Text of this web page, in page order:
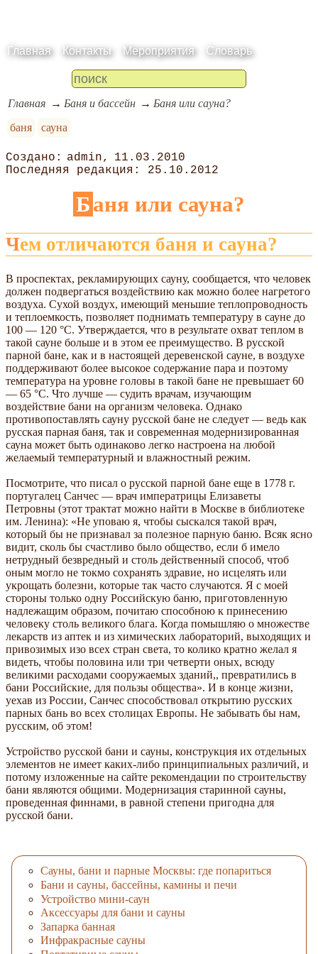
Главная Контакты Мероприятия Словарь
Главная Баня и бассейн
Баня или сауна?
баня
сауна
admin
11.03.2010
25.10.2012
Баня или сауна?
Чем отличаются баня и сауна?
В проспектах, рекламирующих сауну, сообщается, что человек
должен подвергаться воздействию как можно более нагретого
воздуха. Сухой воздух, имеющий меньшие теплопроводность
и теплоемкость, позволяет поднимать температуру в сауне до
100 — 120 °С. Утверждается, что в результате охват теплом в
такой сауне больше и в этом ее преимущество. В русской
парной бане, как и в настоящей деревенской сауне, в воздухе
поддерживают более высокое содержание пара и поэтому
температура на уровне головы в такой бане не превышает 60
— 65 °С. Что лучше — судить врачам, изучающим
воздействие бани на организм человека. Однако
противопоставлять сауну русской бане не следует — ведь как
русская парная баня, так и современная модернизированная
сауна может быть одинаково легко настроена на любой
желаемый температурный и влажностный режим.
Посмотрите, что писал о русской парной бане еще в 1778 г.
португалец Санчес — врач императрицы Елизаветы
Петровны (этот трактат можно найти в Москве в библиотеке
им. Ленина): «Не уповаю я, чтобы сыскался такой врач,
который бы не признавал за полезное парную баню. Всяк ясно
видит, сколь бы счастливо было общество, если б имело
нетрудный безвредный и столь действенный способ, чтоб
оным могло не токмо сохранять здравие, но исцелять или
укрощать болезни, которые так часто случаются. Я с моей
стороны только одну Российскую баню, приготовленную
надлежащим образом, почитаю способною к принесению
человеку столь великого блага. Когда помышляю о множестве
лекарств из аптек и из химических лабораторий, выходящих и
привозимых изо всех стран света, то колико кратно желал я
видеть, чтобы половина или три четверти оных, всюду
великими расходами сооружаемых зданий,, превратились в
бани Российские, для пользы общества». И в конце жизни,
уехав из России, Санчес способствовал открытию русских
парных бань во всех столицах Европы. Не забывать бы нам,
русским, об этом!
Устройство русской бани и сауны, конструкция их отдельных
элементов не имеет каких-либо принципиальных различий, и
потому изложенные на сайте рекомендации по строительству
бани являются общими. Модернизация старинной сауны,
проведенная финнами, в равной степени пригодна для
русской бани.
Cауны, бани и парные Москвы: где попариться
Бани и сауны, бассейны, камины и печи
Устройство мини-саун
Аксессуары для бани и сауны
Запарка банная
Инфракрасные сауны